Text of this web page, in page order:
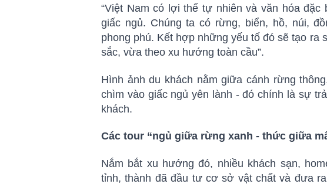
“Việt Nam có lợi thế tự nhiên và văn hóa
giấc ngủ. Chúng ta có rừng, biển, hồ, núi,
phong phú. Kết hợp những yếu tố đó sẽ tạo ra
sắc, vừa theo xu hướng toàn cầu”.
Hình ảnh du khách nằm giữa cánh rừng
chìm vào giấc ngủ yên lành - đó chính là sự
khách.
Các tour “ngủ giữa rừng xanh - thức giữa
Nắm bắt xu hướng đó, nhiều khách sạn,
tỉnh, thành đã đầu tư cơ sở vật chất và đưa